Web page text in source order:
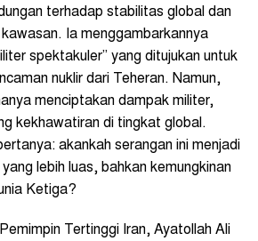
terhadap stabilitas global dan
Ia menggambarkannya
spektakuler” yang ditujukan untuk
nuklir dari Teheran. Namun,
menciptakan dampak militer,
kekhawatiran di tingkat global.
akankah serangan ini menjadi
lebih luas, bahkan kemungkinan
Ketiga?
Tertinggi Iran, Ayatollah Ali